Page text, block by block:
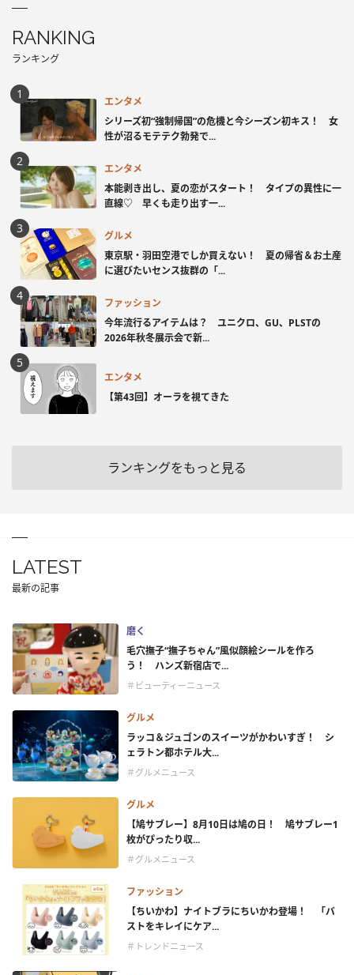
RANKING
ランキング
エンタメ
シリーズ初“強制帰国”の危機と今シーズン初キス！ 女
性が沼るモテテク勃発で...
エンタメ
本能剥き出し、夏の恋がスタート！ タイプの異性に一
直線♡ 早くも走り出す一...
グルメ
東京駅・羽田空港でしか買えない！ 夏の帰省＆お土産
に選びたいセンス抜群の「...
ファッション
今年流行るアイテムは？ ユニクロ、GU、PLSTの
2026年秋冬展示会で新...
エンタメ
【第43回】オーラを視てきた
ランキングをもっと見る
LATEST
最新の記事
磨く
毛穴撫子“撫子ちゃん”風似顔絵シールを作ろ
う！ ハンズ新宿店で...
＃ビューティーニュース
グルメ
ラッコ＆ジュゴンのスイーツがかわいすぎ！ シ
ェラトン都ホテル大...
＃グルメニュース
グルメ
【鳩サブレー】8月10日は鳩の日！ 鳩サブレー1
枚がぴったり収...
＃グルメニュース
ファッション
【ちいかわ】ナイトブラにちいかわ登場！ 「バ
ストをキレイにケア...
＃トレンドニュース